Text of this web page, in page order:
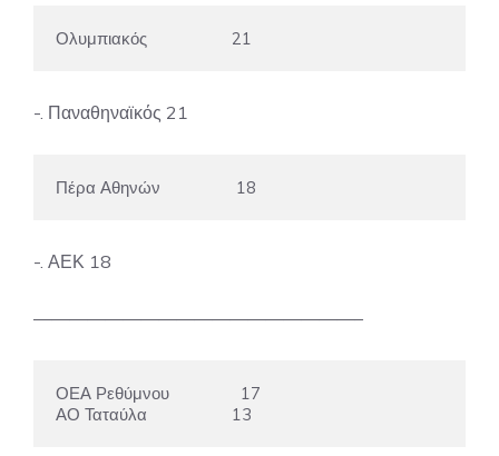
Ολυμπιακός                   21
-. Παναθηναϊκός 21
Πέρα Αθηνών                 18
-. ΑΕΚ 18
——————————————————–
ΟΕΑ Ρεθύμνου                17
ΑΟ Ταταύλα                   13